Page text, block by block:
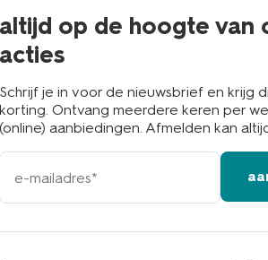
altijd op de hoogte van
acties
Schrijf je in voor de nieuwsbrief en krijg
korting. Ontvang meerdere keren per
(online) aanbiedingen. Afmelden kan
e-
mailadres